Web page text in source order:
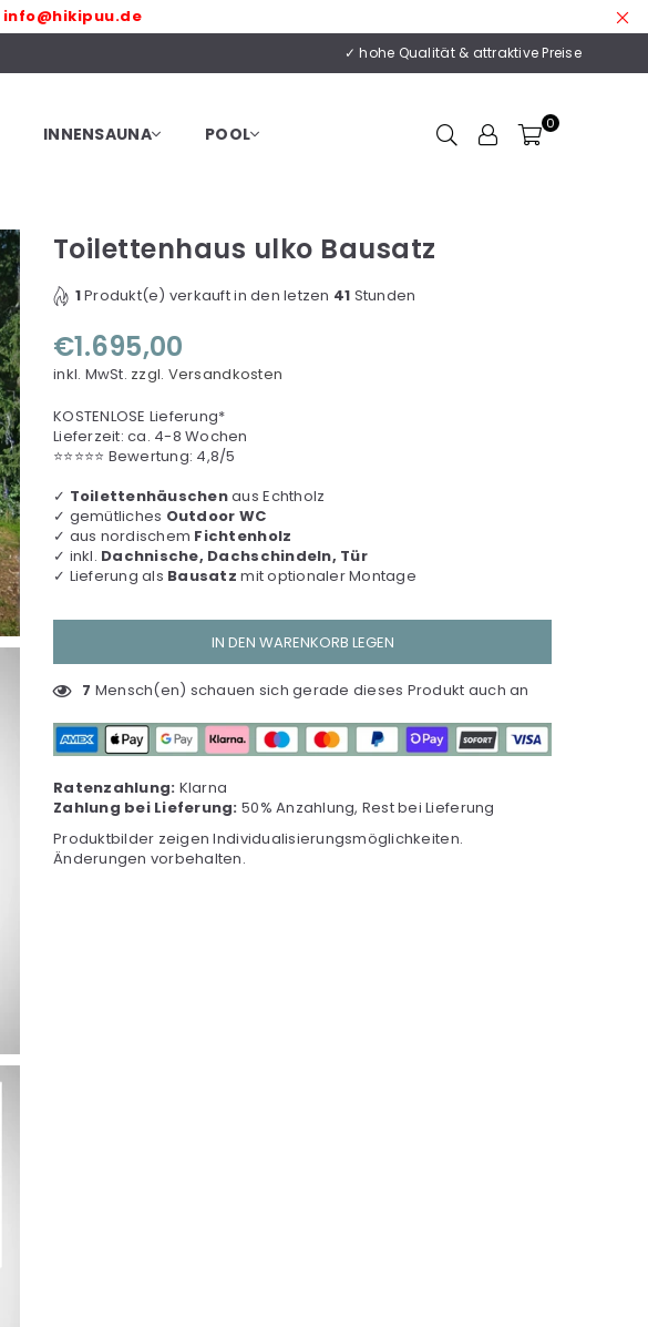
info@hikipuu.de
✓ hohe Qualität & attraktive Preise
INNENSAUNA POOL 0
Toilettenhaus ulko Bausatz
1Produkt(e) verkauft in den letzen 41 Stunden
Normaler
Preis
€1.695,00
inkl. MwSt. zzgl. Versandkosten
KOSTENLOSE Lieferung*
Lieferzeit: ca. 4-8 Wochen
⭐⭐⭐⭐⭐ Bewertung: 4,8/5
✓ Toilettenhäuschenaus Echtholz
✓ gemütliches Outdoor WC
✓ aus nordischem Fichtenholz
✓ inkl. Dachnische, Dachschindeln, Tür
✓ Lieferung als Bausatzmit optionaler Montage
IN DEN WARENKORB LEGEN
7 Mensch(en) schauen sich gerade dieses Produkt auch an
Ratenzahlung: Klarna
Zahlung bei Lieferung: 50% Anzahlung, Rest bei Lieferung
Produktbilder zeigen Individualisierungsmöglichkeiten.
Änderungen vorbehalten.